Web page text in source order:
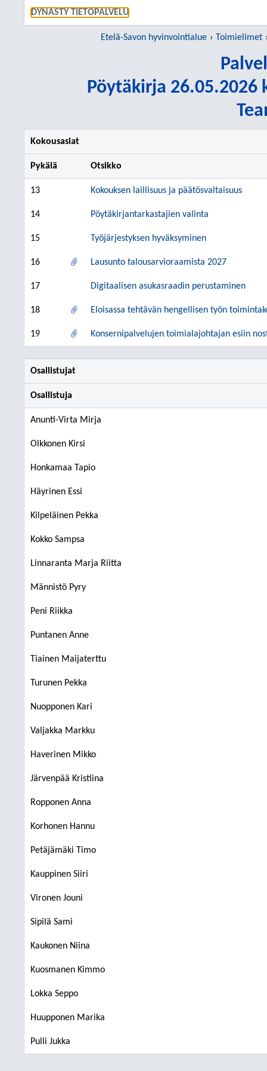
DYNASTY TIETOPALVELU
Etelä-Savon hyvinvointialue Toimielimet
Pöytäkirja 26.05.2026
Kokousasiat
Pykälä Otsikko
13 Kokouksen laillisuus ja päätösvaltaisuus
14 Pöytäkirjantarkastajien valinta
15 Työjärjestyksen hyväksyminen
16 Lausunto talousarvioraamista 2027
17 Digitaalisen asukasraadin perustaminen
18 Eloisassa tehtävän hengellisen työn
19 Konsernipalvelujen toimialajohtajan esiin
Osallistujat
Osallistuja
Anunti-Virta Mirja
Olkkonen Kirsi
Honkamaa Tapio
Häyrinen Essi
Kilpeläinen Pekka
Kokko Sampsa
Linnaranta Marja Riitta
Männistö Pyry
Peni Riikka
Puntanen Anne
Tiainen Maijaterttu
Turunen Pekka
Nuopponen Kari
Valjakka Markku
Haverinen Mikko
Järvenpää Kristiina
Ropponen Anna
Korhonen Hannu
Petäjämäki Timo
Kauppinen Siiri
Vironen Jouni
Sipilä Sami
Kaukonen Niina
Kuosmanen Kimmo
Lokka Seppo
Huupponen Marika
Pulli Jukka